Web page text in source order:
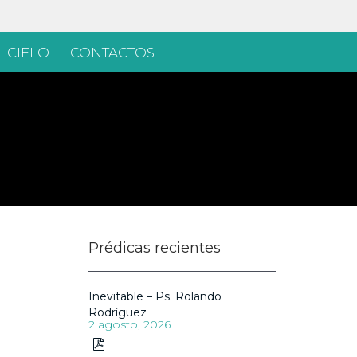
CIELO CONTACTOS
Prédicas recientes
Inevitable – Ps. Rolando
Rodríguez
2 agosto, 2026
